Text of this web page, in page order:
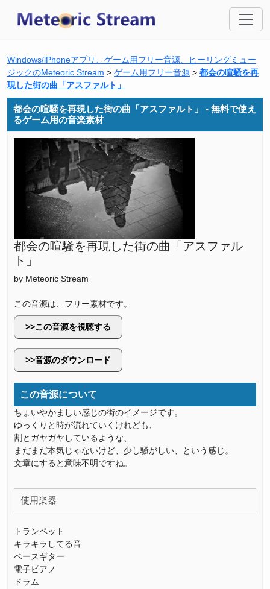
Windows/iPhoneアプリ、ゲーム用フリー音源、ヒーリングミュー
ジックのMeteoric Stream > ゲーム用フリー音源 > 都会の喧騒を再
現した街の曲「アスファルト」
都会の喧騒を再現した街の曲「アスファルト」 - 無料で使え
るゲーム用の音楽素材
都会の喧騒を再現した街の曲「アスファル
ト」
by Meteoric Stream
この音源は、フリー素材です。
この音源を視聴する
音源のダウンロード
この音源について
ちょいやかましい感じの街のイメージです。
ゆっくりと時が流れていくけれども、
割とガヤガヤしているような、
まだまだ本気じゃないけど、少し騒がしい、という感じ。
文章にすると意味不明ですね。
使用楽器
トランペット
キラキラしてる音
ベースギター
電子ピアノ
ドラム